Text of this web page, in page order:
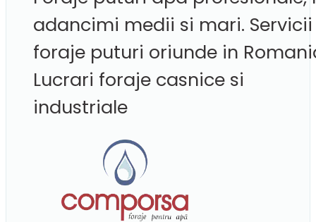
adancimi medii si mari. Servicii
foraje puturi oriunde in
Lucrari foraje casnice si
industriale